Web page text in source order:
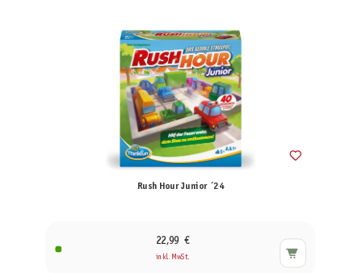
Rush Hour Junior ´24
22,99 €
inkl. MwSt.